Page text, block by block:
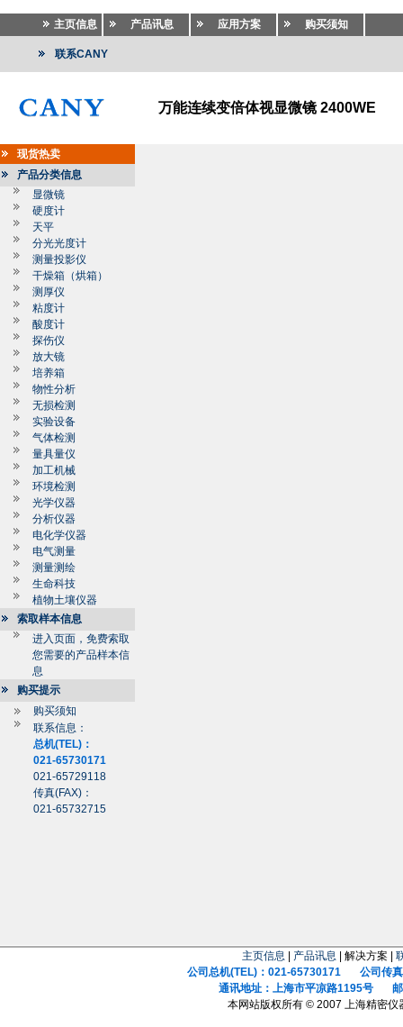
主页信息 产品讯息 应用方案 购买须知
联系CANY
万能连续变倍体视显微镜 2400WE
现货热卖
产品分类信息
显微镜
硬度计
天平
分光光度计
测量投影仪
干燥箱（烘箱）
测厚仪
粘度计
酸度计
探伤仪
放大镜
培养箱
物性分析
无损检测
实验设备
气体检测
量具量仪
加工机械
环境检测
光学仪器
分析仪器
电化学仪器
电气测量
测量测绘
生命科技
植物土壤仪器
索取样本信息
进入页面，免费索取
您需要的产品样本信
息
购买提示
购买须知
联系信息：
总机(TEL)：
021-65730171
021-65729118
传真(FAX)：
021-65732715
主页信息 产品讯息 | 解决方案 |
公司总机(TEL)：021-65730171 公司传真
通讯地址：上海市平凉路1195号 邮
本网站版权所有 © 2007 上海精密仪